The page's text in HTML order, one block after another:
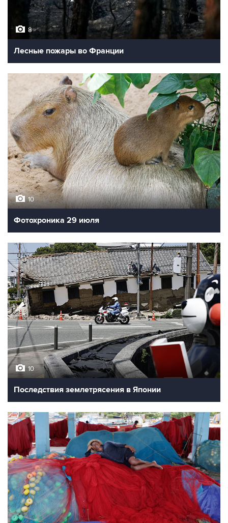
8
Лесные пожары во Франции
10
Фотохроника 29 июля
10
Последствия землетрясения в Японии